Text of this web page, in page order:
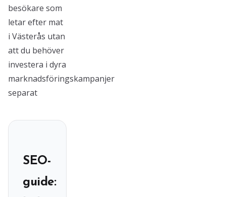
besökare som
letar efter mat
i Västerås utan
att du behöver
investera i dyra
marknadsföringskampanjer
separat
SEO-
guide: